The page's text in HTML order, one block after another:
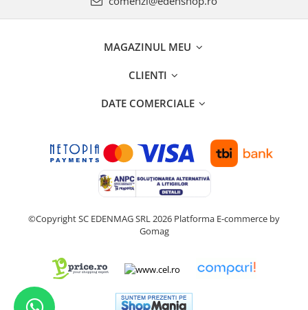
MAGAZINUL MEU
CLIENTI
DATE COMERCIALE
©Copyright SC EDENMAG SRL 2026 Platforma E-commerce by
Gomag